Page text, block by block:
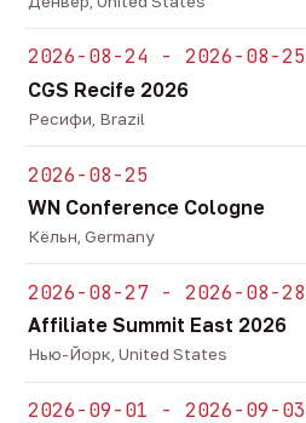
2026-08-24 - 2026-08-25
CGS Recife 2026
Ресифи, Brazil
2026-08-25
WN Conference Cologne
Кёльн, Germany
2026-08-27 - 2026-08-28
Affiliate Summit East 2026
Нью-Йорк, United States
2026-09-01 - 2026-09-03